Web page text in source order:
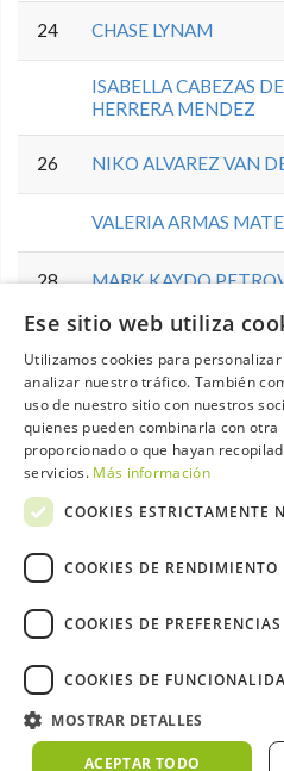
24 CHASE LYNAM
ISABELLA CABEZAS DE
HERRERA MENDEZ
26 NIKO ALVAREZ VAN
VALERIA ARMAS
28 MARK KAYDO
29 DAVID ARZOLA
ADELA GARCIA LUIS
LUCIA SAVIRON
32 RODRIGO TRAPAGA
MIGUEL GONZALEZ
34 PABLO LUBARY
NICOLAS COLELLA
LUCAS SAAVEDRA
Ese sitio web utiliza
Utilizamos cookies para
analizar nuestro tráfico. También
uso de nuestro sitio con nuestros
quienes pueden combinarla con
proporcionado o que hayan
servicios. Más información
COOKIES ESTRICTAMENTE
COOKIES DE RENDIMIENTO
COOKIES DE PREFERENCIAS
COOKIES DE
MOSTRAR DETALLES
ACEPTAR TODO